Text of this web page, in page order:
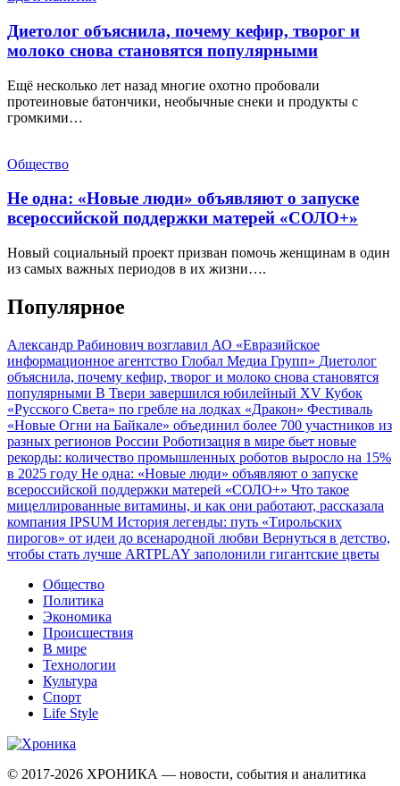
Диетолог объяснила, почему кефир, творог и
молоко снова становятся популярными
Ещё несколько лет назад многие охотно пробовали
протеиновые батончики, необычные снеки и продукты с
громкими…
Общество
Не одна: «Новые люди» объявляют о запуске
всероссийской поддержки матерей «СОЛО+»
Новый социальный проект призван помочь женщинам в один
из самых важных периодов в их жизни….
Популярное
Александр Рабинович возглавил АО «Евразийское
информационное агентство Глобал Медиа Групп» Диетолог
объяснила, почему кефир, творог и молоко снова становятся
популярными В Твери завершился юбилейный XV Кубок
«Русского Света» по гребле на лодках «Дракон» Фестиваль
«Новые Огни на Байкале» объединил более 700 участников из
разных регионов России Роботизация в мире бьет новые
рекорды: количество промышленных роботов выросло на 15%
в 2025 году Не одна: «Новые люди» объявляют о запуске
всероссийской поддержки матерей «СОЛО+» Что такое
мицеллированные витамины, и как они работают, рассказала
компания IPSUM История легенды: путь «Тирольских
пирогов» от идеи до всенародной любви Вернуться в детство,
чтобы стать лучше ARTPLAY заполонили гигантские цветы
Общество
Политика
Экономика
Происшествия
В мире
Технологии
Культура
Спорт
Life Style
© 2017-2026 ХРОНИКА — новости, события и аналитика